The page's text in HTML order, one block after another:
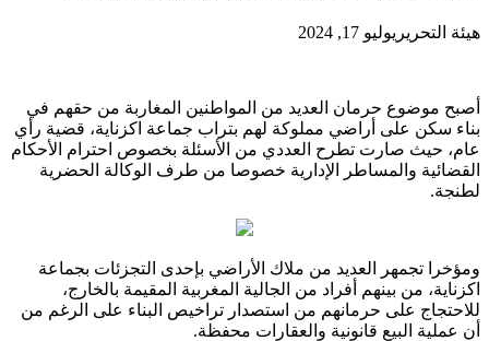
هيئة التحرير يوليو 17, 2024
أصبح موضوع حرمان العديد من المواطنين المغاربة من حقهم في
بناء سكن على أراضي مملوكة لهم بتراب جماعة اكزناية، قضية رأي
عام، حيث صارت تطرح العددي من الأسئلة بخصوص احترام الأحكام
القضائية والمساطر الإدارية خصوصا من طرف الوكالة الحضرية
لطنجة.
ومؤخرا تجمهر العديد من ملاك الأراضي بإحدى التجزئات بجماعة
اكزناية، من بينهم أفراد من الجالية المغربية المقيمة بالخارج،
للاحتجاج على حرمانهم من استصدار تراخيص البناء على الرغم من
أن عملية البيع قانونية والعقارات محفظة.